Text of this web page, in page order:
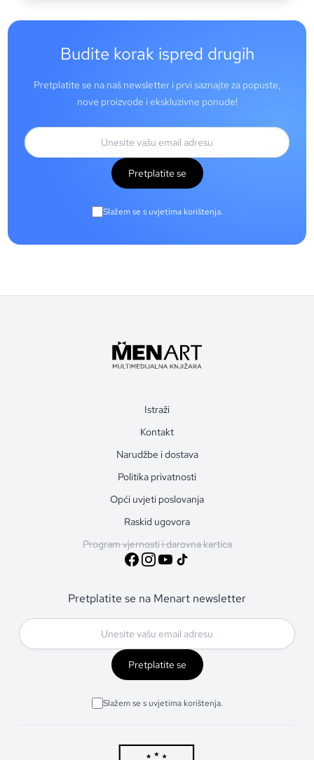
Budite korak ispred drugih
Pretplatite se na naš newsletter i prvi saznajte za popuste,
nove proizvode i ekskluzivne ponude!
Pretplatite se
Slažem se s uvjetima korištenja.
Istraži
Kontakt
Narudžbe i dostava
Politika privatnosti
Opći uvjeti poslovanja
Raskid ugovora
Program vjernosti i darovna kartica
Pretplatite se na Menart newsletter
Pretplatite se
Slažem se s uvjetima korištenja.